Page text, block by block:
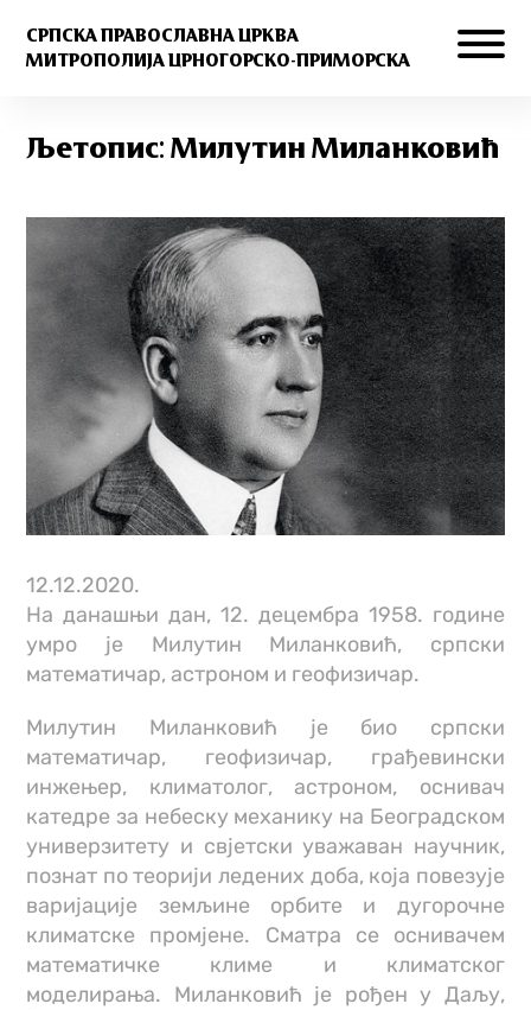
СРПСКА ПРАВОСЛАВНА ЦРКВА
МИТРОПОЛИЈА ЦРНОГОРСКО-ПРИМОРСКА
Љетопис: Милутин Миланковић
12.12.2020.
На данашњи дан, 12. децембра 1958. године
умро је Милутин Миланковић, српски
математичар, астроном и геофизичар.
Милутин Миланковић је био српски
математичар, геофизичар, грађевински
инжењер, климатолог, астроном, оснивач
катедре за небеску механику на Београдском
универзитету и свјетски уважаван научник,
познат по теорији ледених доба, која повезује
варијације земљине орбите и дугорочне
климатске промјене. Сматра се оснивачем
математичке климе и климатског
моделирања. Миланковић је рођен у Даљу,